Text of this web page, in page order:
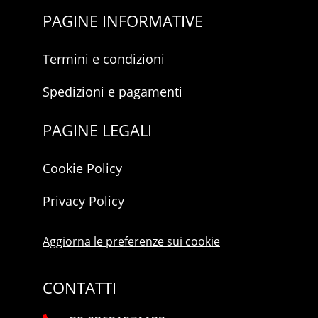
PAGINE INFORMATIVE
Termini e condizioni
Spedizioni e pagamenti
PAGINE LEGALI
Cookie Policy
Privacy Policy
Aggiorna le preferenze sui cookie
CONTATTI